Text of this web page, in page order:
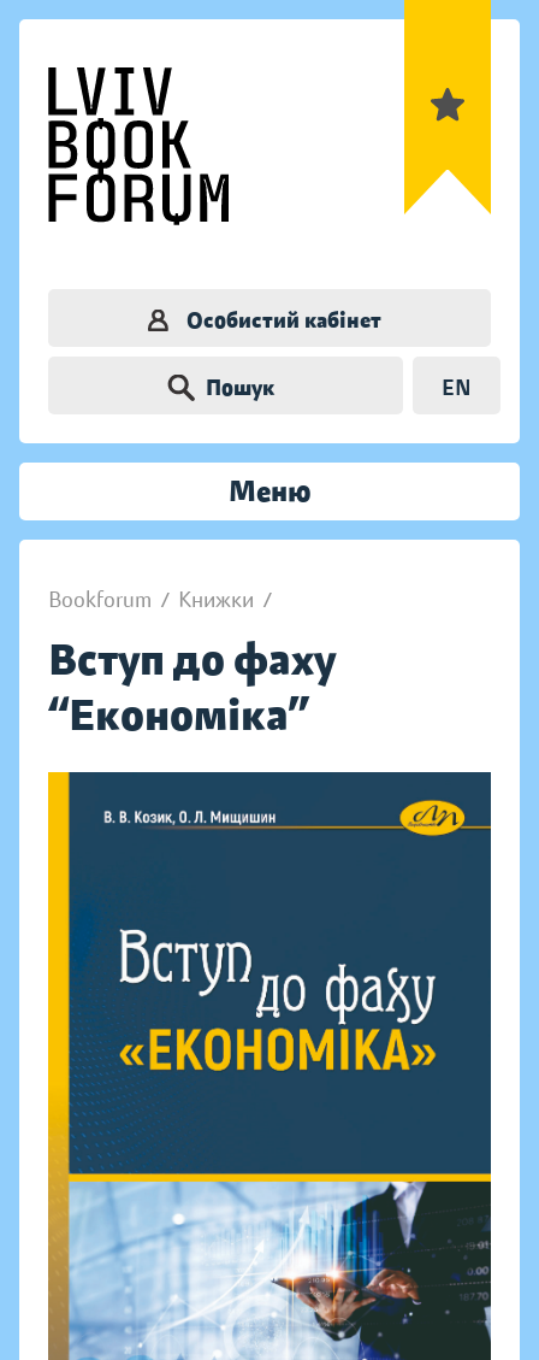
Особистий кабінет
Пошук EN
Меню
Bookforum / Книжки /
Вступ до фаху
“Економіка”